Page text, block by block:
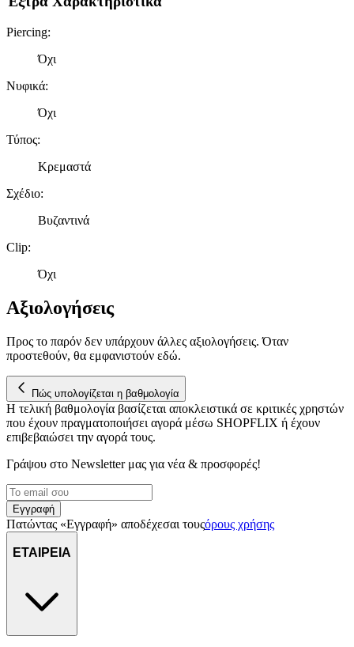
Piercing:
Όχι
Νυφικά:
Όχι
Τύπος:
Κρεμαστά
Σχέδιο:
Βυζαντινά
Clip:
Όχι
Αξιολογήσεις
Προς το παρόν δεν υπάρχουν άλλες αξιολογήσεις. Όταν
προστεθούν, θα εμφανιστούν εδώ.
Πώς υπολογίζεται η βαθμολογία
Η τελική βαθμολογία βασίζεται αποκλειστικά σε κριτικές χρηστών
που έχουν πραγματοποιήσει αγορά μέσω SHOPFLIX ή έχουν
επιβεβαιώσει την αγορά τους.
Γράψου στο Νewsletter μας για νέα & προσφορές!
Εγγραφή
Πατώντας «Εγγραφή» αποδέχεσαι τουςόρους χρήσης
ΕΤΑΙΡΕΙΑ